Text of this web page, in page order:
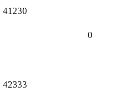
41230
0
42333